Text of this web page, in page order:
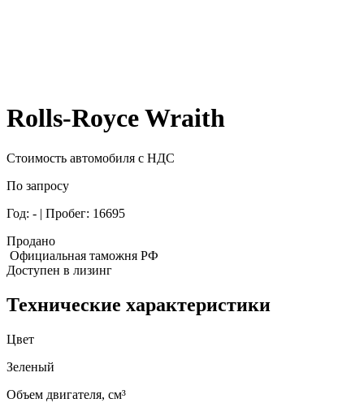
Rolls-Royce Wraith
Стоимость автомобиля с НДС
По запросу
Год: - | Пробег: 16695
Продано
Официальная таможня РФ
Доступен в лизинг
Технические характеристики
Цвет
Зеленый
Объем двигателя, см³